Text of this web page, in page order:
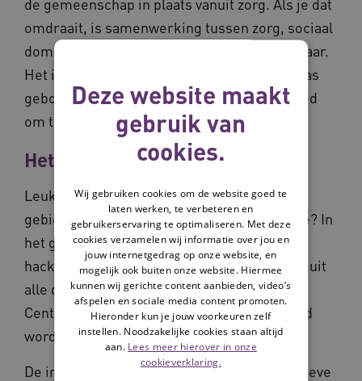
omdraait, is samenwerking tussen zorg, sociaal
domein en de gemeenschap ineens onmisbaar.
Het idee van een gebiedsgerichte aanpak was
geboren. Later kozen we Sevenum als gebied
om te starten.’
Het vertrek
Leuk, een transformatie naar een
gebiedsgerichte aanpak. Maar waar begin je? In
het geval van Sevenum was dat met een
hackaton. Een evenement voor deelnemers uit
alle denkbare hoeken van de gemeenschap.
Centraal stond het vraagstuk: ‘Hoe wil ik oud
worden in Sevenum?’
De inwoners bedachten verschillende creatieve
Deze website maakt
gebruik van
cookies.
Wij gebruiken cookies om de website goed te
laten werken, te verbeteren en
gebruikerservaring te optimaliseren. Met deze
cookies verzamelen wij informatie over jou en
jouw internetgedrag op onze website, en
mogelijk ook buiten onze website. Hiermee
kunnen wij gerichte content aanbieden, video’s
afspelen en sociale media content promoten.
Hieronder kun je jouw voorkeuren zelf
instellen. Noodzakelijke cookies staan altijd
aan. Lees meer hierover in onze
cookieverklaring.